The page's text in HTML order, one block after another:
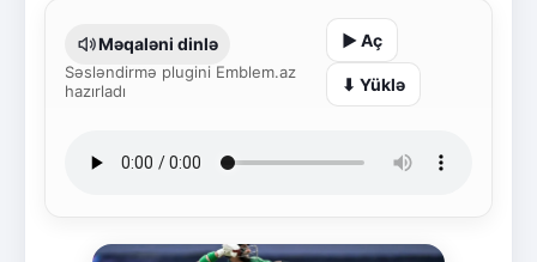
Məqaləni dinlə
Səsləndirmə plugini Emblem.az
hazırladı
▶ Aç
⬇ Yüklə